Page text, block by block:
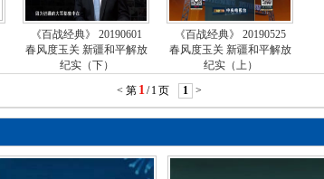
《百战经典》 20190601
春风度玉关 新疆和平解放
纪实（下）
《百战经典》 20190525
春风度玉关 新疆和平解放
纪实（上）
< 第 1 / 1页 1 >